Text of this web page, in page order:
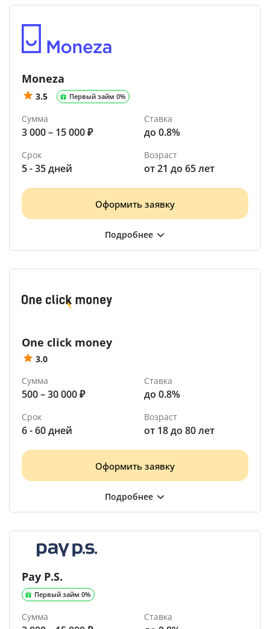
Moneza
3.5 Первый займ 0%
Сумма
3 000 – 15 000 ₽
Ставка
до 0.8%
Срок
5 - 35 дней
Возраст
от 21 до 65 лет
Оформить заявку
One click money
3.0
Сумма
500 – 30 000 ₽
Ставка
до 0.8%
Срок
6 - 60 дней
Возраст
от 18 до 80 лет
Оформить заявку
Pay P.S.
Первый займ 0%
Сумма Ставка